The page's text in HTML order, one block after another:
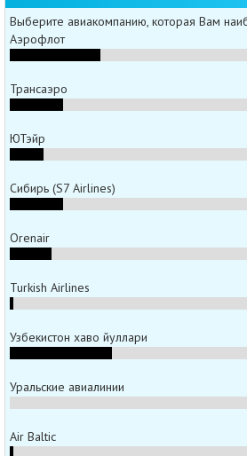
Выберите авиакомпанию, которая Вам
Аэрофлот
Трансаэро
ЮТэйр
Сибирь (S7 Airlines)
Orenair
Turkish Airlines
Узбекистон хаво йуллари
Уральские авиалинии
Air Baltic